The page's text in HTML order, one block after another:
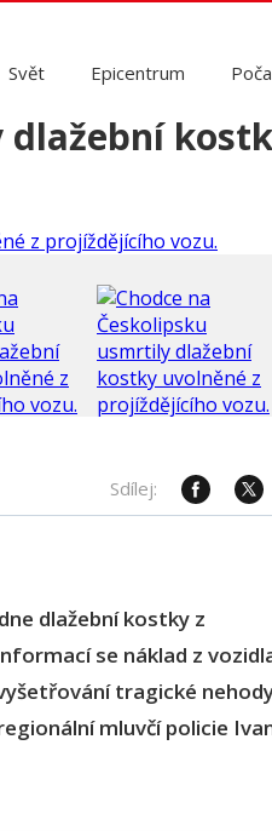
Svět Epicentrum
dlažební
Sdílej:
dlažební kostky z
se náklad z
tragické
mluvčí policie